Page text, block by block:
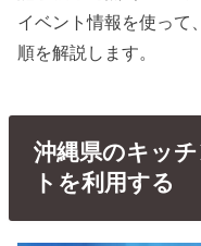
イベント情報を使って
順を解説します。
沖縄県のキッ
トを利用する